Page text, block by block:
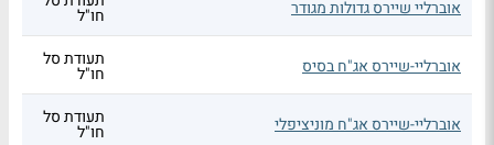
אוברליי שיירס גדולות מגודר חו"ל
אוברליי-שיירס אג"ח בסיס תעודת סל
חו"ל
אוברליי-שיירס אג"ח מוניציפלי תעודת סל
חו"ל